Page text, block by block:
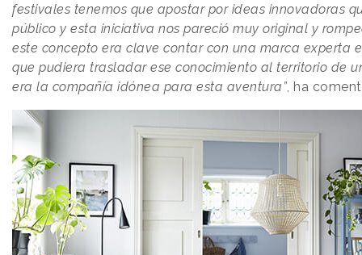
festivales tenemos que apostar por ideas innovadoras
público y esta iniciativa nos pareció muy original y
este concepto era clave contar con una marca experta
que pudiera trasladar ese conocimiento al territorio de
era la compañía idónea para esta aventura”, ha